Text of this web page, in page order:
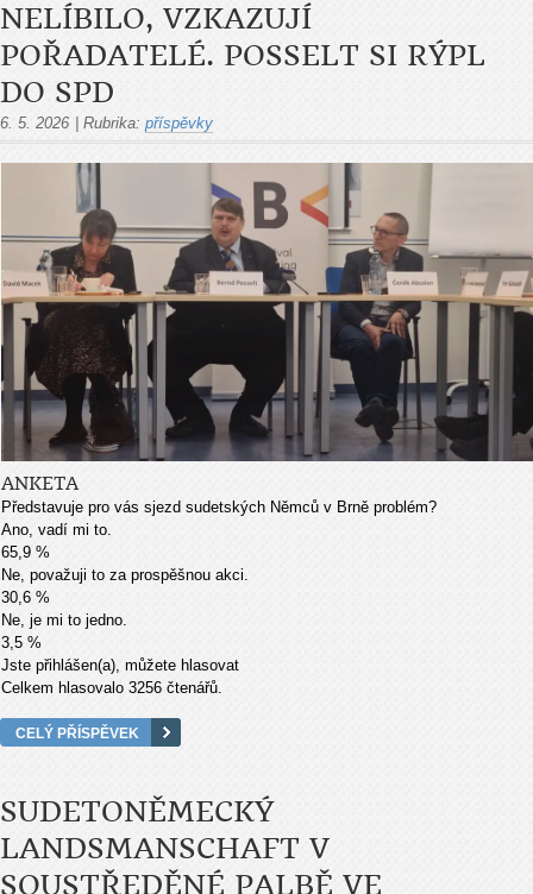
NELÍBILO, VZKAZUJÍ
POŘADATELÉ. POSSELT SI RÝPL
DO SPD
6. 5. 2026 | Rubrika: příspěvky
ANKETA
Představuje pro vás sjezd sudetských Němců v Brně problém?
Ano, vadí mi to.
65,9 %
Ne, považuji to za prospěšnou akci.
30,6 %
Ne, je mi to jedno.
3,5 %
Jste přihlášen(a), můžete hlasovat
Celkem hlasovalo 3256 čtenářů.
CELÝ PŘÍSPĚVEK
SUDETONĚMECKÝ
LANDSMANSCHAFT V
SOUSTŘEDĚNÉ PALBĚ VE